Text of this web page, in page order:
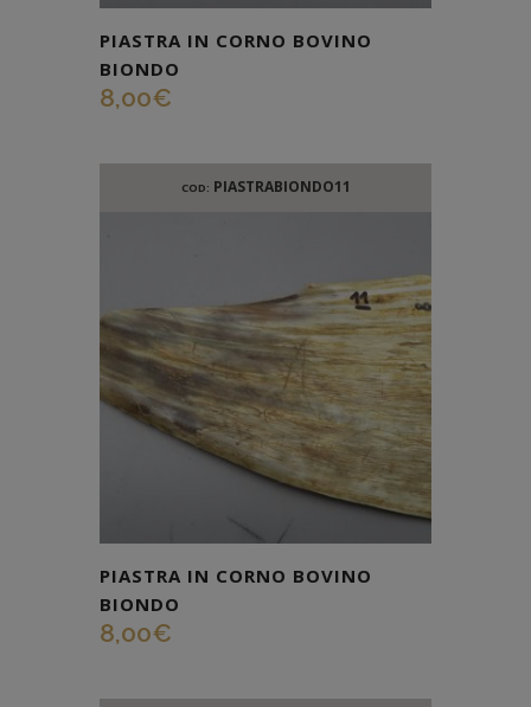
PIASTRA IN CORNO BOVINO
BIONDO
8,00€
COD: PIASTRABIONDO11
PIASTRA IN CORNO BOVINO
BIONDO
8,00€